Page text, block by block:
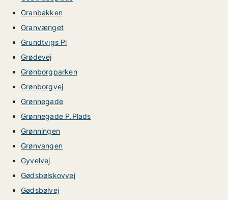
Granbakken
Granvænget
Grundtvigs Pl
Grødevej
Grønborgparken
Grønborgvej
Grønnegade
Grønnegade P.Plads
Grønningen
Grønvangen
Gyvelvej
Gødsbølskovvej
Gødsbølvej